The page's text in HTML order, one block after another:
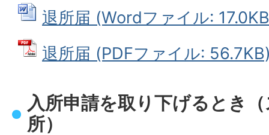
退所届 (Wordファイル:
退所届 (PDFファイル:
入所申請を取り下げるとき
所）